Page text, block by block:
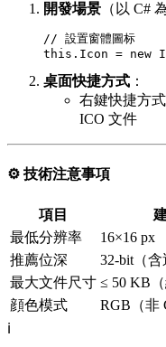
開發場景 （以 C#
// 設置窗體圖标
桌面快捷方式 ：
右鍵快捷方
ICO 文件
⚙️ 技術注意事項
項目
最低分辨率
16×16 px
推薦位深
32-bit（含
最大文件尺寸 ≤ 50 KB（
顔色模式
RGB（非
ℹ️